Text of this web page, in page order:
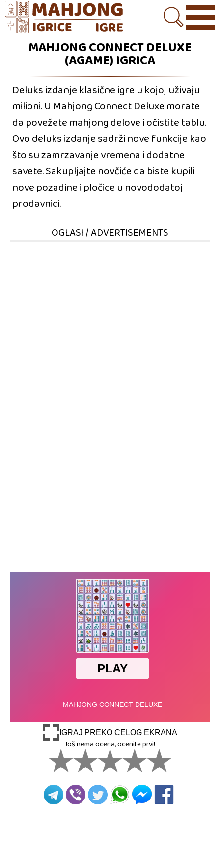
MAHJONG CONNECT DELUXE
(AGAME) IGRICA
Deluks izdanje klasične igre u kojoj uživaju
milioni. U Mahjong Connect Deluxe morate
da povežete mahjong delove i očistite tablu.
Ovo deluks izdanje sadrži nove funkcije kao
što su zamrzavanje vremena i dodatne
savete. Sakupljajte novčiće da biste kupili
nove pozadine i pločice u novododatoj
prodavnici.
OGLASI / ADVERTISEMENTS
IGRAJ PREKO CELOG EKRANA
Još nema ocena, ocenite prvi!